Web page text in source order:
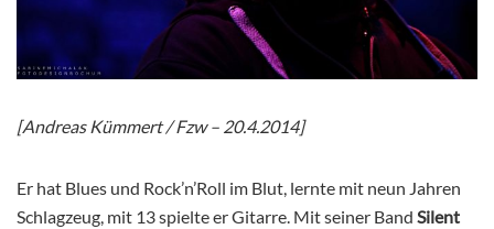
[Andreas Kümmert / Fzw – 20.4.2014]
Er hat Blues und Rock’n’Roll im Blut, lernte mit neun Jahren
Schlagzeug, mit 13 spielte er Gitarre. Mit seiner Band Silent